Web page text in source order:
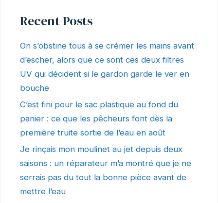
Recent Posts
On s’obstine tous à se crémer les mains avant
d’escher, alors que ce sont ces deux filtres
UV qui décident si le gardon garde le ver en
bouche
C’est fini pour le sac plastique au fond du
panier : ce que les pêcheurs font dès la
première truite sortie de l’eau en août
Je rinçais mon moulinet au jet depuis deux
saisons : un réparateur m’a montré que je ne
serrais pas du tout la bonne pièce avant de
mettre l’eau